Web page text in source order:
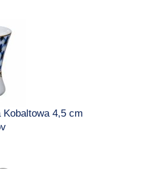
4,5 cm